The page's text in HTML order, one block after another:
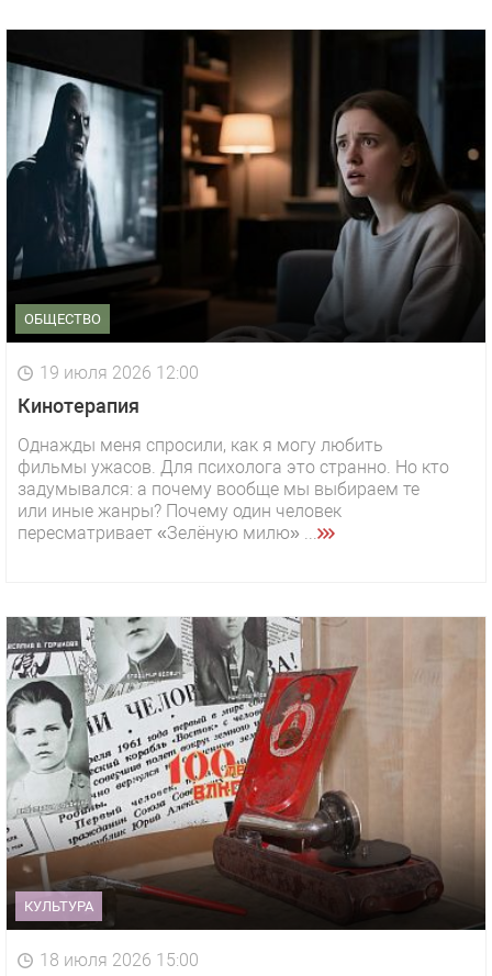
ОБЩЕСТВО
19 июля 2026 12:00
Кинотерапия
Однажды меня спросили, как я могу любить
фильмы ужасов. Для психолога это странно. Но кто
задумывался: а почему вообще мы выбираем те
или иные жанры? Почему один человек
пересматривает «Зелёную милю» ...
КУЛЬТУРА
18 июля 2026 15:00